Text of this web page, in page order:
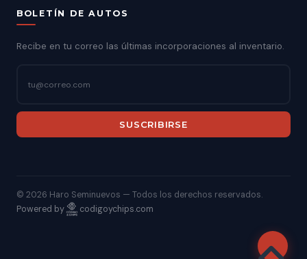
BOLETÍN DE AUTOS
Recibe en tu correo las últimas incorporaciones al inventario.
SUSCRIBIRSE
© 2026 Haro Seminuevos — Todos los derechos reservados.
Powered by
codigoychips.com